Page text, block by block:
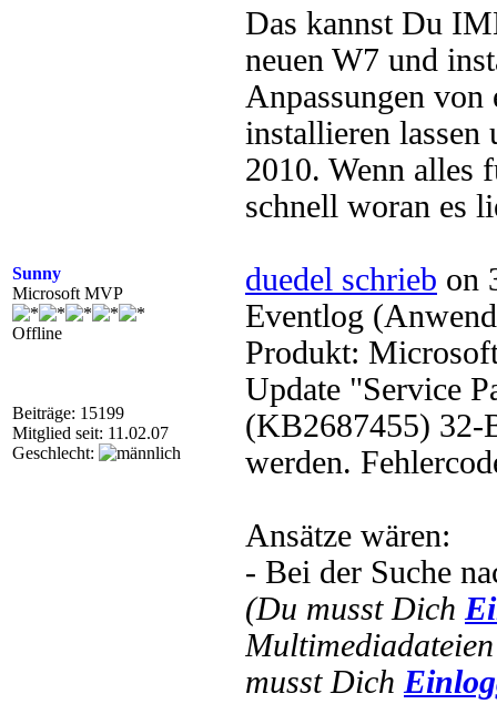
Sunny
Microsoft MVP
Offline
Beiträge: 15199
Mitglied seit: 11.02.07
Geschlecht:
Das kannst Du
neuen W7 und
Anpassungen
installieren lassen
2010. Wenn alles
schnell woran es
duedel schrieb on
Eventlog
Produkt:
Update "Service
(KB2687455) 32-
werden.
Ansätze wären:
- Bei der Suche
(Du musst Dich
musst Dich